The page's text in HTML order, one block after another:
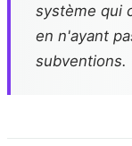
système qui
en n'ayant
subventions.